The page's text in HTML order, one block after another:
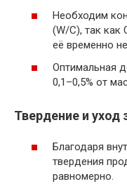
Необходим
(W/C), так как
её временно
Оптимальная
0,1–0,5% от
Твердение и уход
Благодаря
твердения
равномерно.